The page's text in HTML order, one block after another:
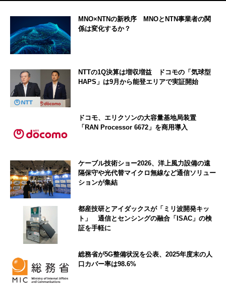
MNO×NTNの新秩序 MNOとNTN事業者の関
係は変化するか？
NTTの1Q決算は増収増益 ドコモの「気球型
HAPS」は9月から能登エリアで実証開始
ドコモ、エリクソンの大容量基地局装置
「RAN Processor 6672」を商用導入
ケーブル技術ショー2026、洋上風力設備の遠
隔保守や光代替マイクロ無線など通信ソリュー
ションが集結
都産技研とアイダックスが「ミリ波開発キッ
ト」 通信とセンシングの融合「ISAC」の検
証を手軽に
総務省が5G整備状況を公表、2025年度末の人
口カバー率は98.6%